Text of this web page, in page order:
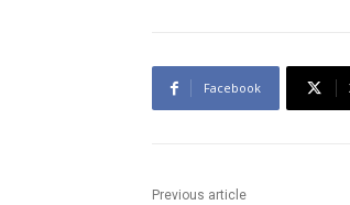
Facebook
Previous article